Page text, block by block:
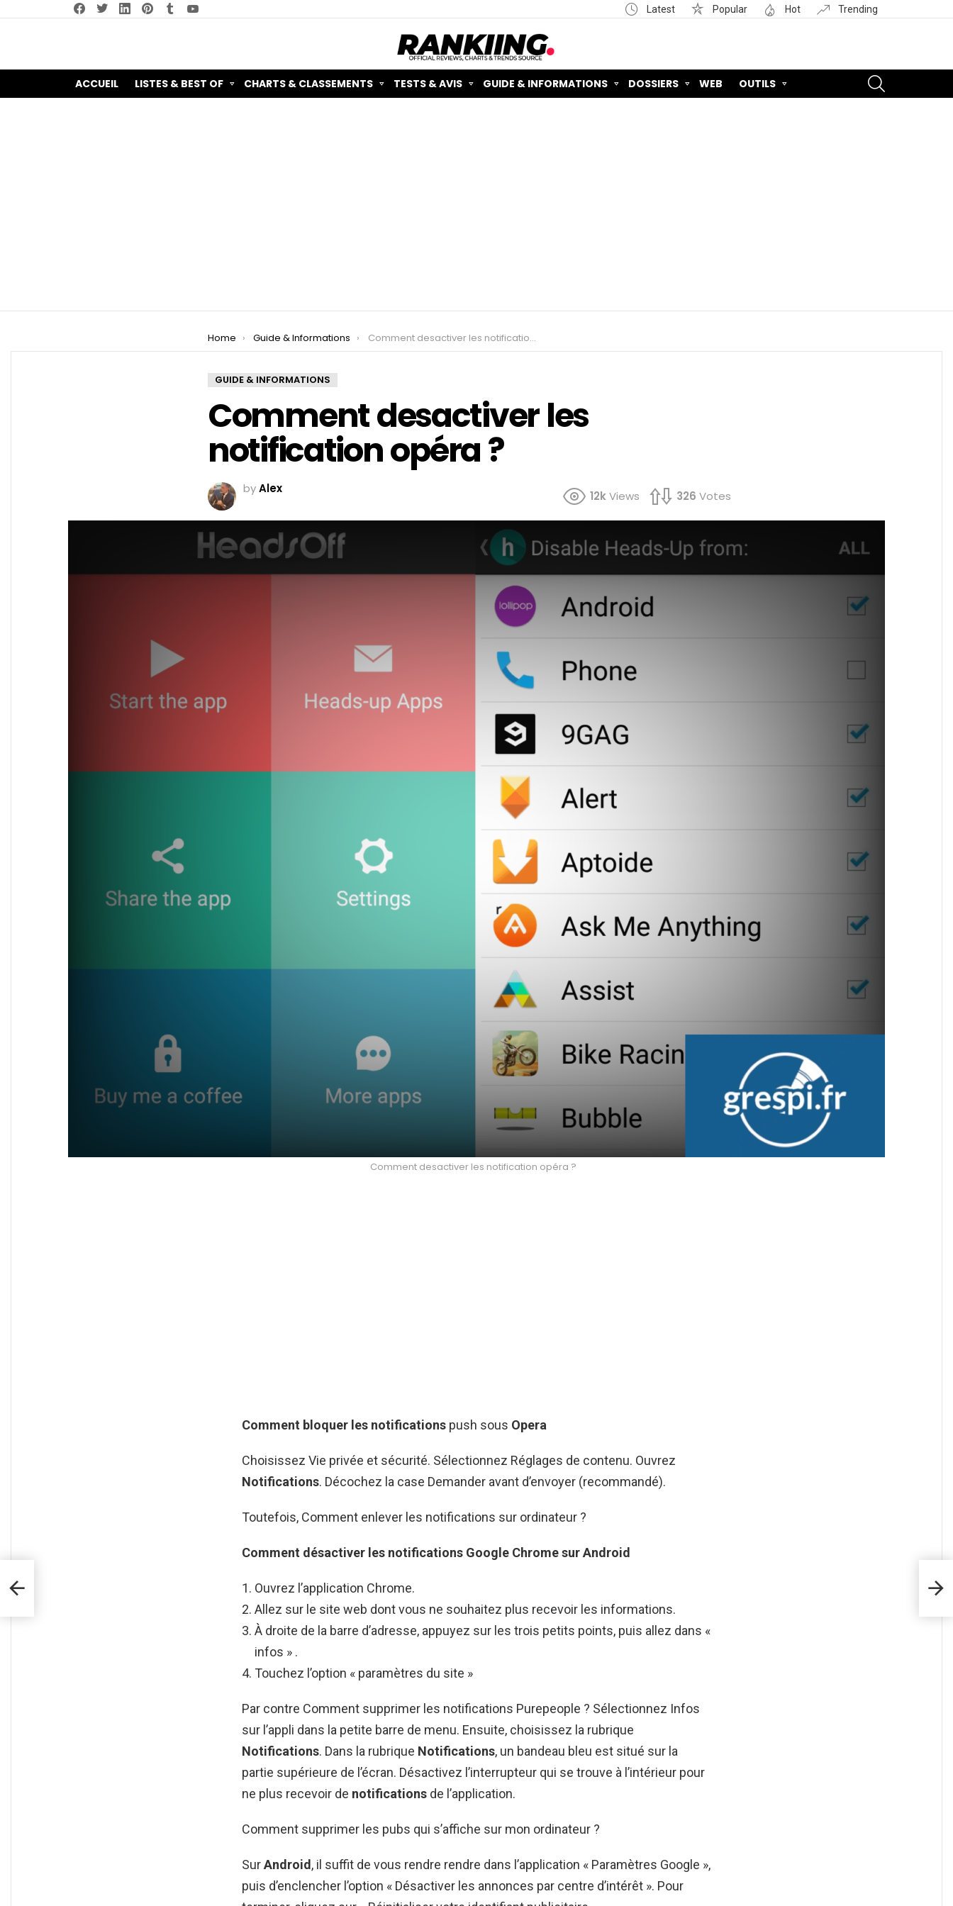
facebooktwitterlinkedin pinterest
Latest Popular Hot Trending
ACCUEIL LISTES & BEST OF CHARTS & CLASSEMENTS TESTS & AVIS GUIDE & INFORMATIONS DOSSIERS WEB OUTILS
You are here:
Home Guide & Informations Comment desactiver les notification opéra ?
GUIDE & INFORMATIONS
Comment desactiver les
notification opéra ?
byAlex
12kViews 326 Votes
Comment desactiver les notification opéra ?
Comment bloquer les notifications push sous Opera
Choisissez Vie privée et sécurité. Sélectionnez Réglages de contenu. Ouvrez
Notifications. Décochez la case Demander avant d’envoyer (recommandé).
Toutefois, Comment enlever les notifications sur ordinateur ?
Comment désactiver les notifications Google Chrome surAndroid
Ouvrez l’application Chrome.
Allez sur le site web dont vous ne souhaitez plus recevoir les informations.
À droite de la barre d’adresse, appuyez sur les trois petits points, puis allez dans «
infos » .
Touchez l’option « paramètres du site »
Par contre Comment supprimer les notifications Purepeople ? Sélectionnez Infos
sur l’appli dans la petite barre de menu. Ensuite, choisissez la rubrique
Notifications. Dans la rubrique Notifications, un bandeau bleu est situé sur la
partie supérieure de l’écran. Désactivez l’interrupteur qui se trouve à l’intérieur pour
ne plus recevoir de notifications de l’application.
Comment supprimer les pubs qui s’affiche sur mon ordinateur ?
SurAndroid , il suffit de vous rendre rendre dans l’application « Paramètres Google »,
puis d’enclencher l’option « Désactiver les annonces par centre d’intérêt ». Pour
sur